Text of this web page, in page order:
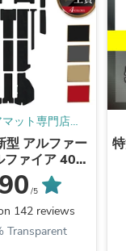
ット専門店
公式サイト
型 アルファー
ファイア 40系
月～にも対応
ト＋ステップ
ランクマット
マット ◆重厚
日本製
/5
142 reviews
Transparent